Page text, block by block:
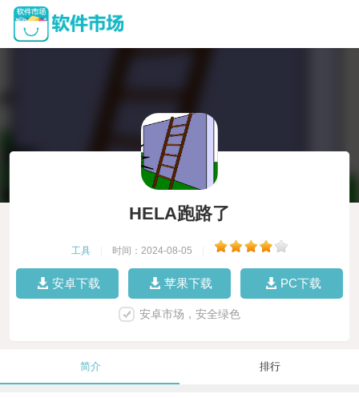
HELA跑路了
工具 时间：2024-08-05
安卓下载 苹果下载 PC下载
安卓市场，安全绿色
简介 排行